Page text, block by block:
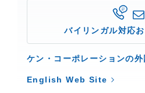
バイリンガル対応
ケン・コーポレーションの
English Web Site